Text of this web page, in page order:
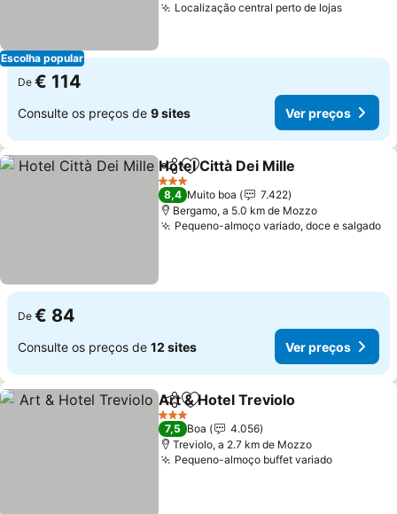
Escolha popular
Localização central perto de lojas
De € 114
Consulte os preços de 9 sites Ver preços
PartilharAdicionar aos favoritos
Hotel Città Dei Mille
3 Estrelas
8,4 Muito boa
7.422
Bergamo, a 5.0 km de Mozzo
Pequeno-almoço variado, doce e salgado
De € 84
Consulte os preços de 12 sites Ver preços
PartilharAdicionar aos favoritos
Art & Hotel Treviolo
3 Estrelas
7,5 Boa
4.056
Treviolo, a 2.7 km de Mozzo
Pequeno-almoço buffet variado